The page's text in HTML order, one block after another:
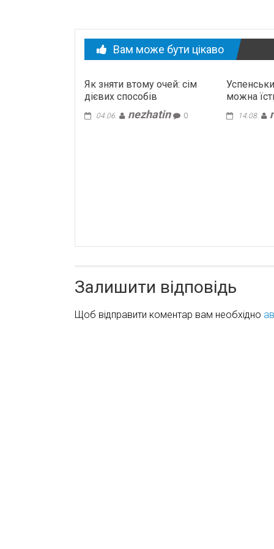
Вам може бути цікаво
Як зняти втому очей: сім
дієвих способів
04.06. nezhatin 0
можна
14.08.
Залишити відповідь
Щоб відправити коментар вам необхідно